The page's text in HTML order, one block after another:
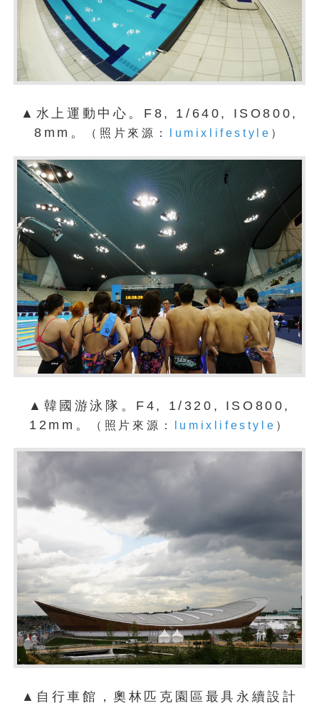
▲水上運動中心。F8, 1/640, ISO800,
8mm。
（照片來源： lumixlifestyle ）
▲韓國游泳隊。F4, 1/320, ISO800,
12mm。
（照片來源： lumixlifestyle ）
▲自行車館，奧林匹克園區最具永續設計